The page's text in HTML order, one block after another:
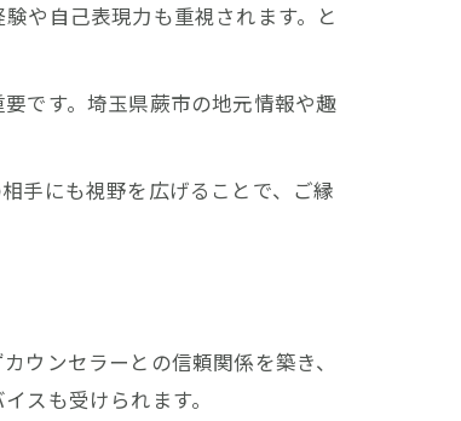
や自己表現力も重視されます。と
です。埼玉県蕨市の地元情報や趣
手にも視野を広げることで、ご縁
ウンセラーとの信頼関係を築き、
スも受けられます。